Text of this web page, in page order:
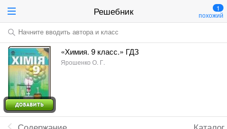
Решебник 1
похожий
Начните вводить автора и класс
«Химия. 9 класс.» ГДЗ
Ярошенко О. Г.